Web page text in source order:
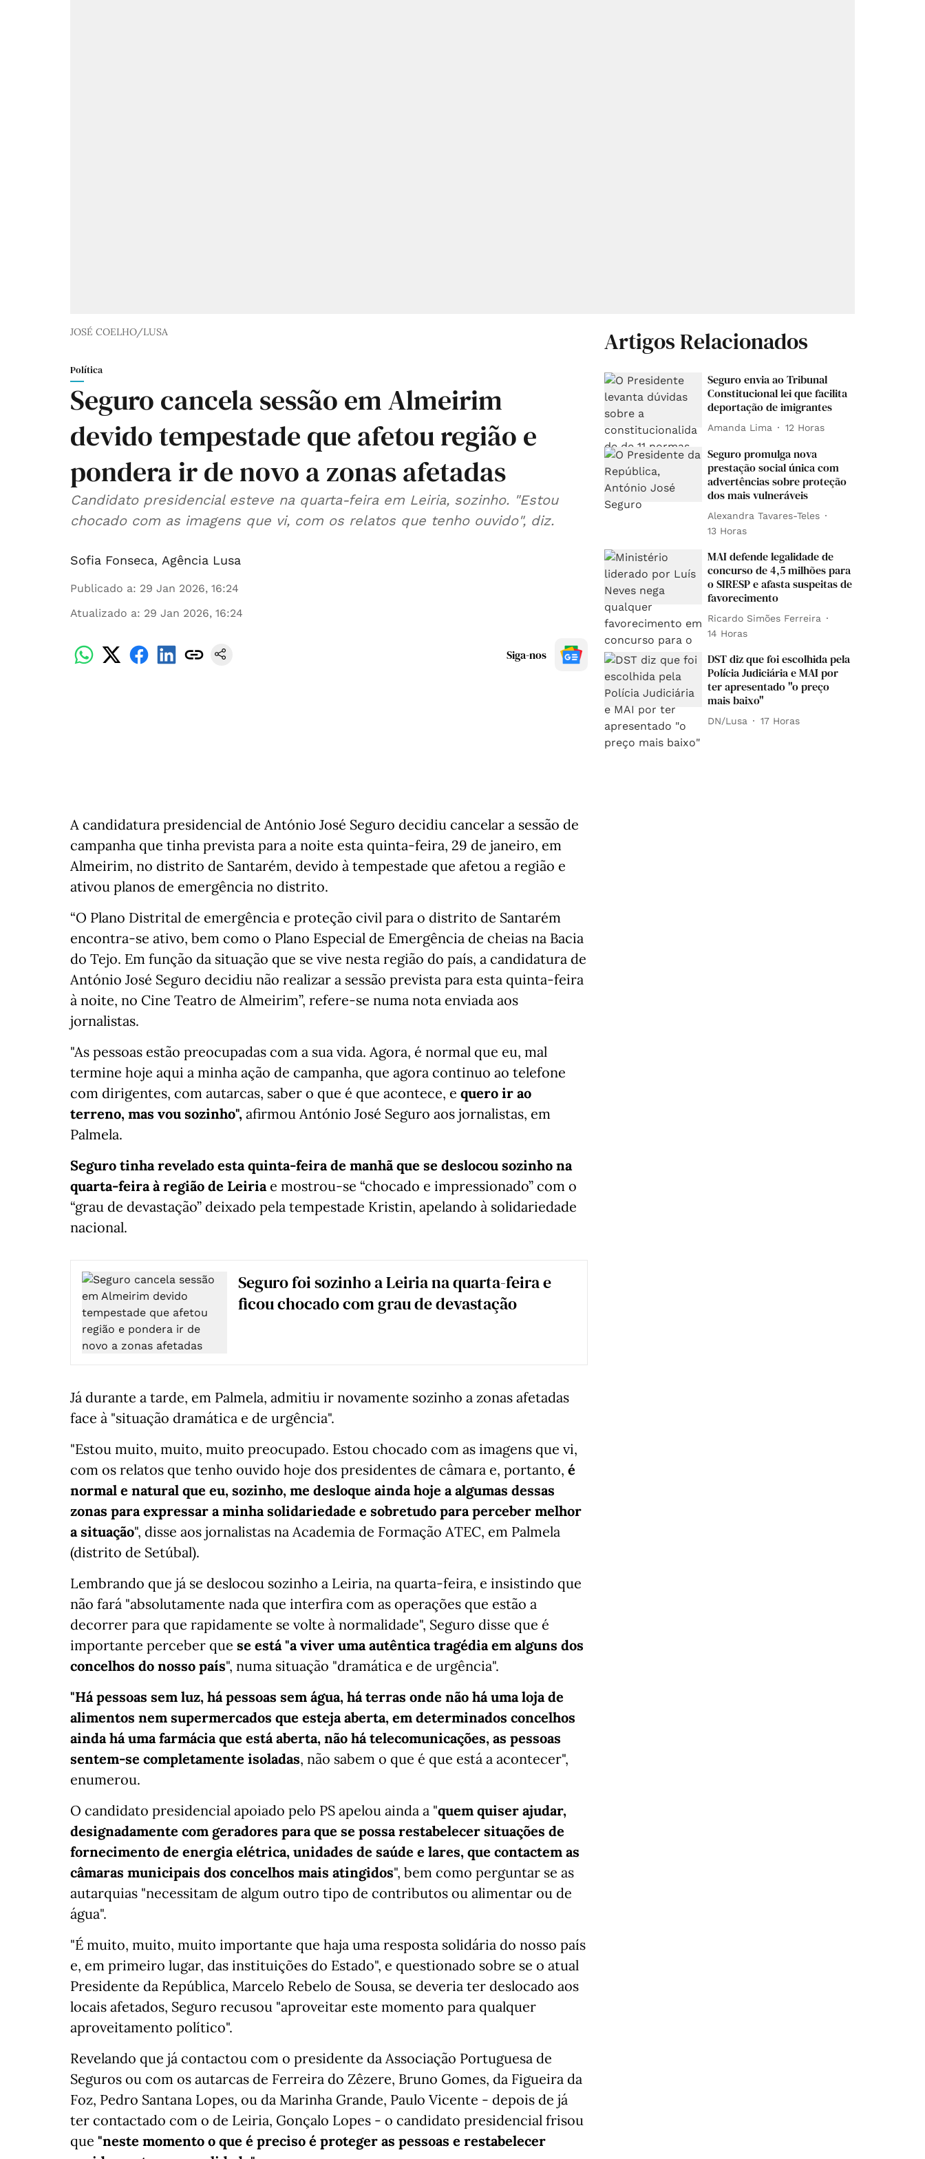
JOSÉ COELHO/LUSA
Política
Seguro cancela sessão em Almeirim
devido tempestade que afetou região e
pondera ir de novo a zonas afetadas
Candidato presidencial esteve na quarta-feira em Leiria, sozinho. "Estou
chocado com as imagens que vi, com os relatos que tenho ouvido", diz.
Sofia Fonseca, Agência Lusa
Publicado a: 29 Jan 2026, 16:24
Atualizado a: 29 Jan 2026, 16:24
Siga-nos
A candidatura presidencial de António José Seguro decidiu cancelar a sessão de
campanha que tinha prevista para a noite esta quinta-feira, 29 de janeiro, em
Almeirim, no distrito de Santarém, devido à tempestade que afetou a região e
ativou planos de emergência no distrito.
“O Plano Distrital de emergência e proteção civil para o distrito de Santarém
encontra-se ativo, bem como o Plano Especial de Emergência de cheias na Bacia
do Tejo. Em função da situação que se vive nesta região do país, a candidatura de
António José Seguro decidiu não realizar a sessão prevista para esta quinta-feira
à noite, no Cine Teatro de Almeirim”, refere-se numa nota enviada aos
jornalistas.
"As pessoas estão preocupadas com a sua vida. Agora, é normal que eu, mal
termine hoje aqui a minha ação de campanha, que agora continuo ao telefone
com dirigentes, com autarcas, saber o que é que acontece, e quero ir ao
terreno, mas vou sozinho", afirmou António José Seguro aos jornalistas, em
Palmela.
Seguro tinha revelado esta quinta-feira de manhã que se deslocou sozinho na
quarta-feira à região de Leiriae mostrou-se “chocado e impressionado” com o
“grau de devastação” deixado pela tempestade Kristin, apelando à solidariedade
nacional.
Seguro foi sozinho a Leiria na quarta-feira e
ficou chocado com grau de devastação
Já durante a tarde, em Palmela, admitiu ir novamente sozinho a zonas afetadas
face à "situação dramática e de urgência".
"Estou muito, muito, muito preocupado. Estou chocado com as imagens que vi,
com os relatos que tenho ouvido hoje dos presidentes de câmara e, portanto, é
normal e natural que eu, sozinho, me desloque ainda hoje a algumas dessas
zonas para expressar a minha solidariedade e sobretudo para perceber melhor
a situação", disse aos jornalistas na Academia de Formação ATEC, em Palmela
(distrito de Setúbal).
Lembrando que já se deslocou sozinho a Leiria, na quarta-feira, e insistindo que
não fará "absolutamente nada que interfira com as operações que estão a
decorrer para que rapidamente se volte à normalidade", Seguro disse que é
importante perceber que se está "a viver uma autêntica tragédia em alguns dos
concelhos do nosso país", numa situação "dramática e de urgência".
"Há pessoas sem luz, há pessoas sem água, há terras onde não há uma loja de
alimentos nem supermercados que esteja aberta, em determinados concelhos
ainda há uma farmácia que está aberta, não há telecomunicações, as pessoas
sentem-se completamente isoladas, não sabem o que é que está a acontecer",
enumerou.
O candidato presidencial apoiado pelo PS apelou ainda a "quem quiser ajudar,
designadamente com geradores para que se possa restabelecer situações de
fornecimento de energia elétrica, unidades de saúde e lares, que contactem as
câmaras municipais dos concelhos mais atingidos", bem como perguntar se as
autarquias "necessitam de algum outro tipo de contributos ou alimentar ou de
água".
"É muito, muito, muito importante que haja uma resposta solidária do nosso país
e, em primeiro lugar, das instituições do Estado", e questionado sobre se o atual
Presidente da República, Marcelo Rebelo de Sousa, se deveria ter deslocado aos
locais afetados, Seguro recusou "aproveitar este momento para qualquer
aproveitamento político".
Revelando que já contactou com o presidente da Associação Portuguesa de
Seguros ou com os autarcas de Ferreira do Zêzere, Bruno Gomes, da Figueira da
Foz, Pedro Santana Lopes, ou da Marinha Grande, Paulo Vicente - depois de já
ter contactado com o de Leiria, Gonçalo Lopes - o candidato presidencial frisou
que "neste momento o que é preciso é proteger as pessoas e restabelecer
Artigos Relacionados
Seguro envia ao Tribunal
Constitucional lei que facilita
deportação de imigrantes
Amanda Lima 12 Horas
Seguro promulga nova
prestação social única com
advertências sobre proteção
dos mais vulneráveis
Alexandra Tavares-Teles
13 Horas
MAI defende legalidade de
concurso de 4,5 milhões para
o SIRESP e afasta suspeitas de
favorecimento
Ricardo Simões Ferreira
14 Horas
DST diz que foi escolhida pela
Polícia Judiciária e MAI por
ter apresentado "o preço
mais baixo"
DN/Lusa 17 Horas